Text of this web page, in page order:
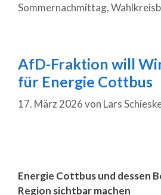
Sommernachmittag,
AfD-Fraktion will
für Energie Cottbus
17. März 2026von Lars
Energie Cottbus und dessen
Region sichtbar machen